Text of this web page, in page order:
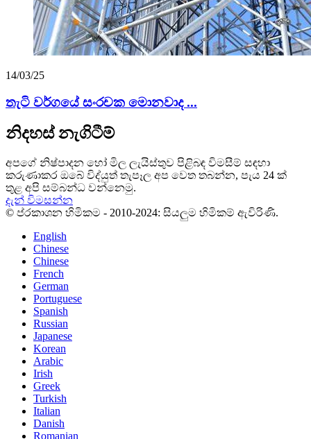
14/03/25
තැටි වර්ගයේ සංරචක මොනවාද ...
නිදහස් නැගිටීම්
අපගේ නිෂ්පාදන හෝ මිල ලැයිස්තුව පිළිබඳ විමසීම් සඳහා
කරුණාකර ඔබේ විද්යුත් තැපෑල අප වෙත තබන්න, පැය 24 ක්
තුළ අපි සම්බන්ධ වන්නෙමු.
දැන් විමසන්න
© ප්රකාශන හිමිකම - 2010-2024: සියලුම හිමිකම් ඇවිරිණි.
English
Chinese
Chinese
French
German
Portuguese
Spanish
Russian
Japanese
Korean
Arabic
Irish
Greek
Turkish
Italian
Danish
Romanian